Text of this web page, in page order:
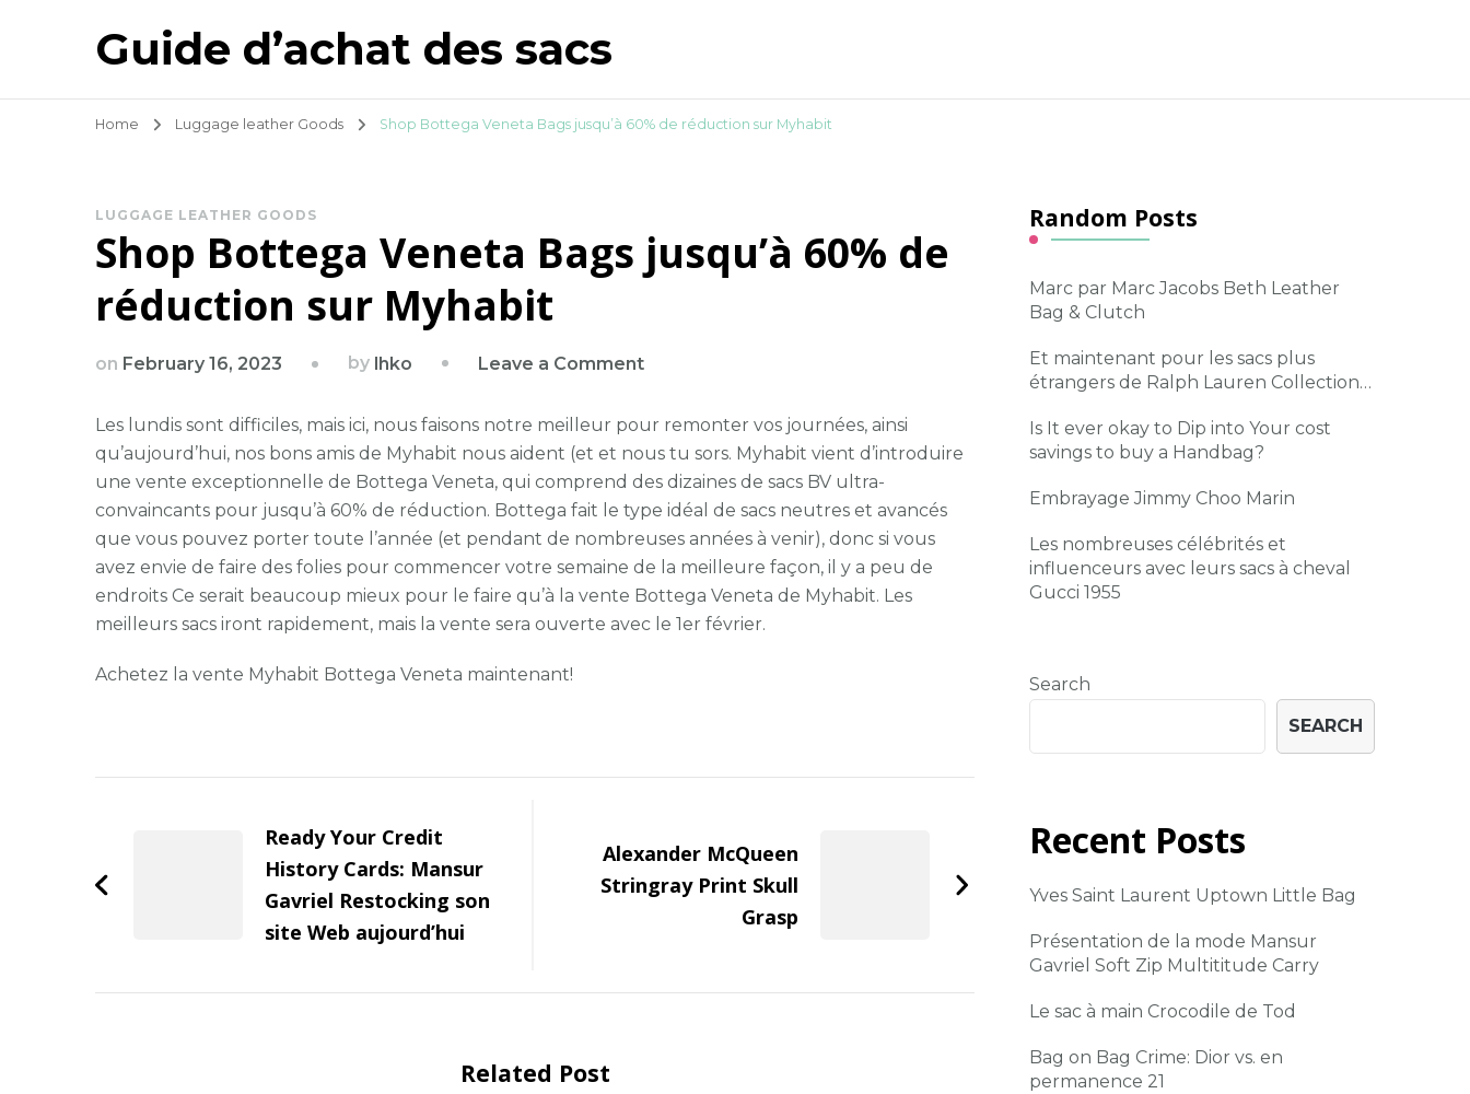
Guide d’achat des sacs
Home Luggage leather Goods Shop Bottega Veneta Bags jusqu’à 60% de réduction sur Myhabit
LUGGAGE LEATHER GOODS
Shop Bottega Veneta Bags jusqu’à 60% de
réduction sur Myhabit
on February 16, 2023 by lhko Leave a Commenton
Bottega
Veneta
Bags
jusqu’à
60%
de
réduction
sur
Les lundis sont difficiles, mais ici, nous faisons notre meilleur pour remonter vos journées, ainsi
qu’aujourd’hui, nos bons amis de Myhabit nous aident (et et nous tu sors. Myhabit vient d’introduire
une vente exceptionnelle de Bottega Veneta, qui comprend des dizaines de sacs BV ultra-
convaincants pour jusqu’à 60% de réduction. Bottega fait le type idéal de sacs neutres et avancés
que vous pouvez porter toute l’année (et pendant de nombreuses années à venir), donc si vous
avez envie de faire des folies pour commencer votre semaine de la meilleure façon, il y a peu de
endroits Ce serait beaucoup mieux pour le faire qu’à la vente Bottega Veneta de Myhabit. Les
meilleurs sacs iront rapidement, mais la vente sera ouverte avec le 1er février.
Achetez la vente Myhabit Bottega Veneta maintenant!
NavigationReady Your Credit
History Cards: Mansur
Gavriel Restocking son
site Web aujourd’hui
Alexander McQueen
Stringray Print Skull
Grasp
Related Post
Random Posts
Marc par Marc Jacobs Beth Leather
Bag & Clutch
Et maintenant pour les sacs plus
étrangers de Ralph Lauren Collection…
Is It ever okay to Dip into Your cost
savings to buy a Handbag?
Embrayage Jimmy Choo Marin
Les nombreuses célébrités et
influenceurs avec leurs sacs à cheval
Gucci 1955
Search
SEARCH
Recent Posts
Yves Saint Laurent Uptown Little Bag
Présentation de la mode Mansur
Gavriel Soft Zip Multititude Carry
Le sac à main Crocodile de Tod
Bag on Bag Crime: Dior vs. en
permanence 21